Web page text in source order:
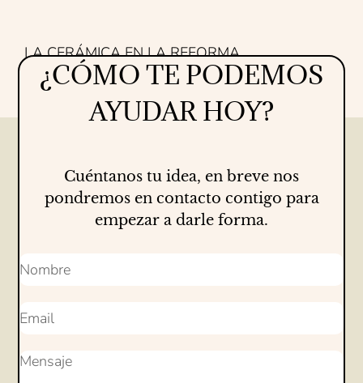
LA CERÁMICA EN LA REFORMA
Proyectos 16/07/2026
¿CÓMO TE PODEMOS
AYUDAR HOY?
Cuéntanos tu idea, en breve nos
pondremos en contacto contigo para
empezar a darle forma.